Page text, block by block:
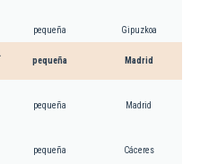
pequeña Gipuzkoa
pequeña Madrid
pequeña Madrid
pequeña Cáceres